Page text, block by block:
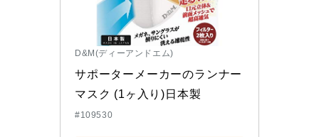
D&M(ディーアンドエム)
サポーターメーカーのランナー
マスク (1ヶ入り)日本製
#109530